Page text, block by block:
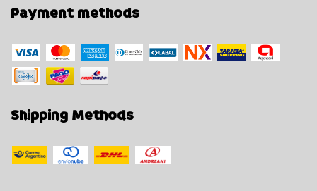
Payment methods
Shipping Methods